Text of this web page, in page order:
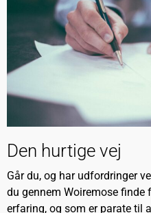
Den hurtige vej
Går du, og har udfordringer
du gennem Woiremose finde
erfaring, og som er parate til